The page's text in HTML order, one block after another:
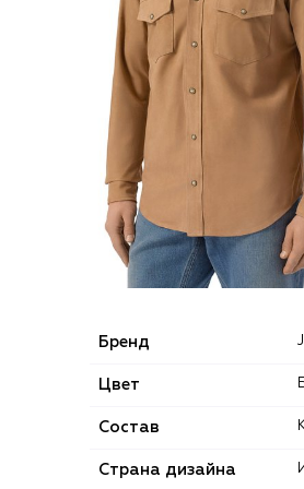
Бренд
Цвет
Состав
Страна дизайна